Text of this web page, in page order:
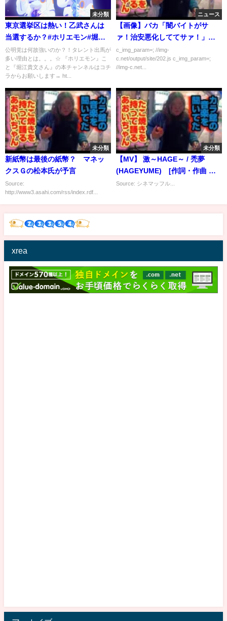
未分類
東京選挙区は熱い！乙武さんは
当選するか？#ホリエモン#堀江
貴文切り抜き#ホリエモン切り抜
き#ホリエモン堀江貴文ch#ホリ
エモン選挙#堀江貴文選挙#東京
稲晃子#水道橋博士
公明党は何故強いのか？！タレント出馬が
多い理由とは。。。☆ 『ホリエモン』こ
と『堀江貴文さん』の本チャンネルはコチ
ラからお願いします→ ht...
ニュース
【画像】バカ「闇バイトがサ
ァ！治安悪化しててサァ！」デ
ータキャラワイ「20年前の1/7」
c_img_param=; //img-
c.net/output/site/202.js c_img_param=;
//img-c.net...
未分類
新紙幣は最後の紙幣？ マネッ
クスＧの松本氏が予言
Source:
http://www3.asahi.com/rss/index.rdf...
未分類
【MV】 激～HAGE～ / 禿夢
(HAGEYUME) [作詞・作曲 咲
人] ver.2
Source: シネマッフル...
xrea